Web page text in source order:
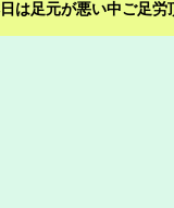
足元が悪い中ご足労